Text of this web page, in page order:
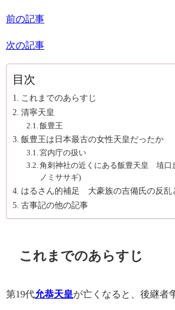
前の記事
次の記事
目次
これまでのあらすじ
清寧天皇
飯豊王
飯豊王は日本最古の女性天皇だったか
宮内庁の扱い
角刺神社の近くにある飯豊天皇 埴口
ノミササギ)
はるさん的補足 大豪族の吉備氏の反乱
古事記の他の記事
これまでのあらすじ
第19代允恭天皇が亡くなると、後継者